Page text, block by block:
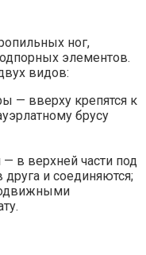
ног,
элементов.
видов:
— вверху крепятся к
брусу
в верхней части под
друга и соединяются;